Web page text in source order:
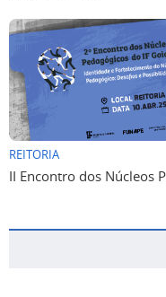
REITORIA
II Encontro dos Núcleos